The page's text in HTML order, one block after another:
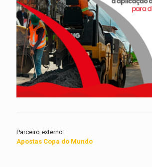
Parceiro externo:
Apostas Copa do Mundo